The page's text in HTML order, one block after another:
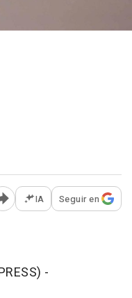
Abrir opciones para
IA Seguir en
-